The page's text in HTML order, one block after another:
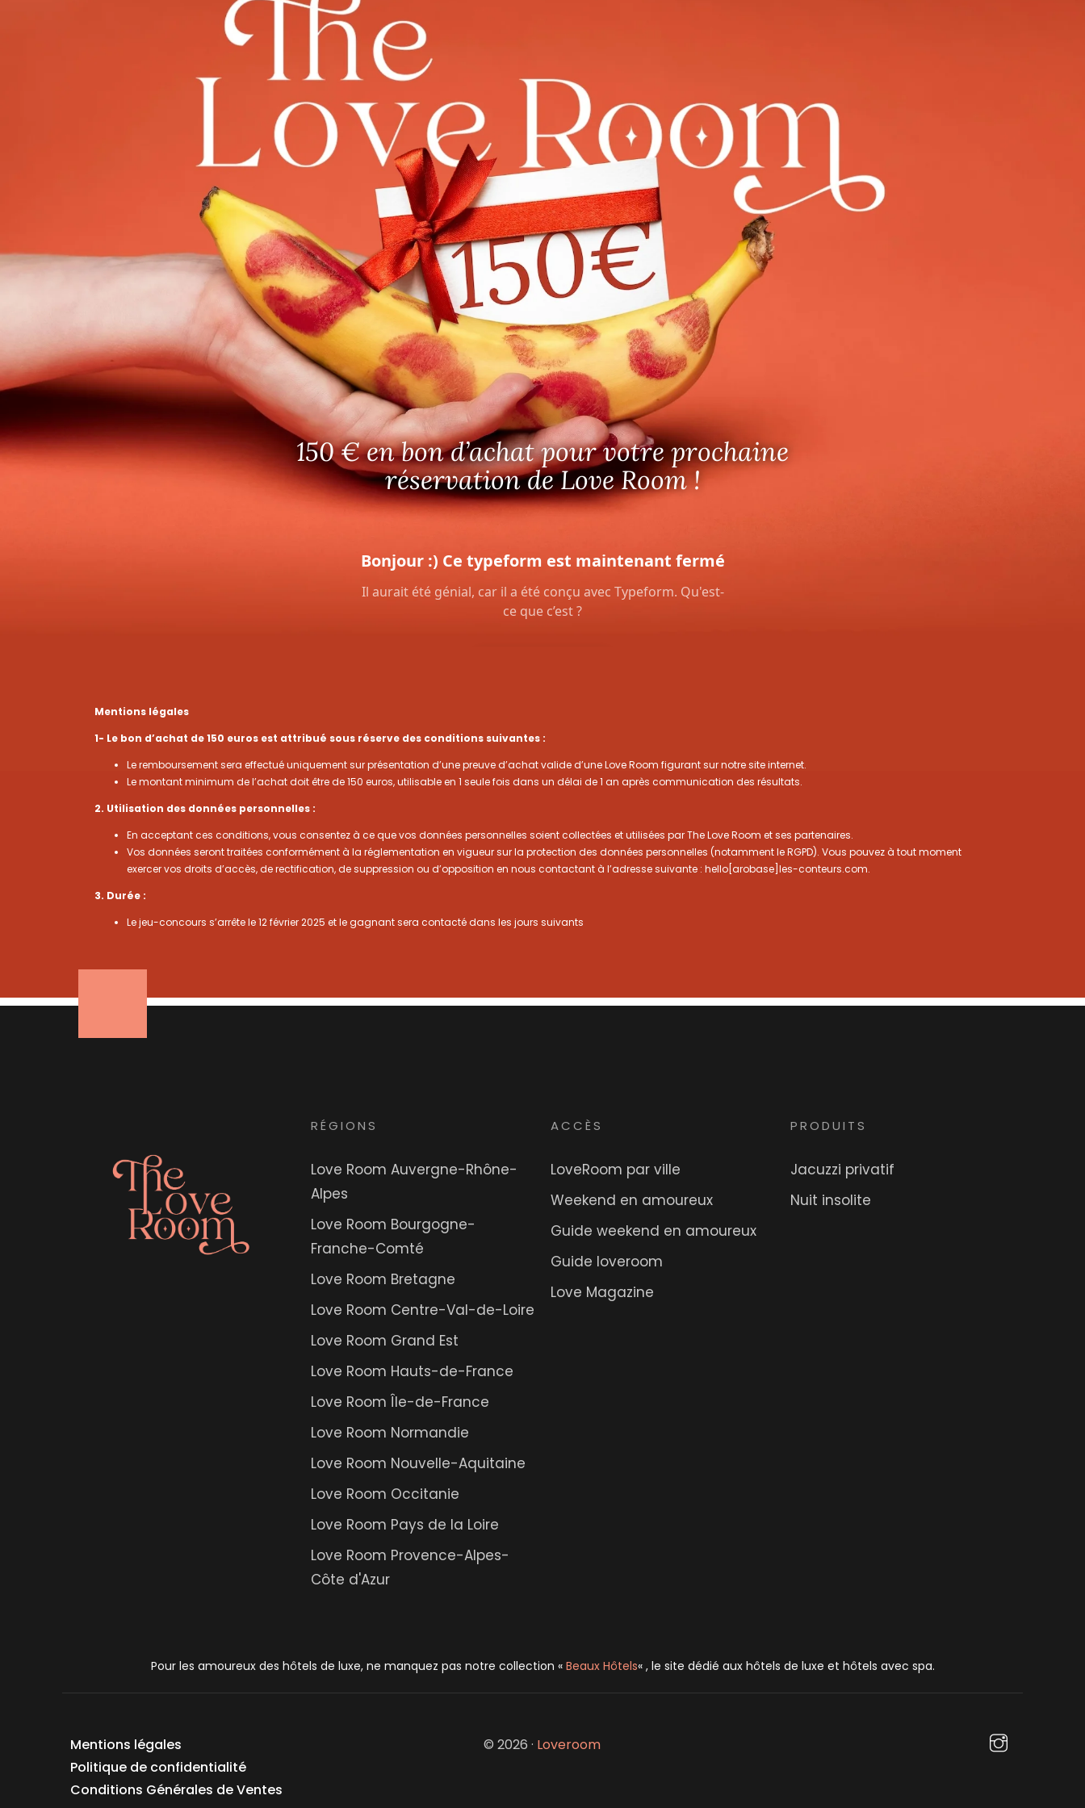
150 € en bon d’achat pour votre prochaine
réservation de Love Room !
Mentions légales
1- Le bon d’achat de 150 euros est attribué sous réserve des conditions suivantes :
Le remboursement sera effectué uniquement sur présentation d’une preuve d’achat valide d’une Love Room figurant sur notre site internet.
Le montant minimum de l’achat doit être de 150 euros, utilisable en 1 seule fois dans un délai de 1 an après communication des résultats.
2. Utilisation des données personnelles :
En acceptant ces conditions, vous consentez à ce que vos données personnelles soient collectées et utilisées par The Love Room et ses partenaires.
Vos données seront traitées conformément à la réglementation en vigueur sur la protection des données personnelles (notamment le RGPD). Vous pouvez à tout moment
exercer vos droits d’accès, de rectification, de suppression ou d’opposition en nous contactant à l’adresse suivante : hello[arobase]les-conteurs.com.
3. Durée :
Le jeu-concours s’arrête le 12 février 2025 et le gagnant sera contacté dans les jours suivants
RÉGIONS
Love Room Auvergne-Rhône-
Alpes
Love Room Bourgogne-
Franche-Comté
Love Room Bretagne
Love Room Centre-Val-de-Loire
Love Room Grand Est
Love Room Hauts-de-France
Love Room Île-de-France
Love Room Normandie
Love Room Nouvelle-Aquitaine
Love Room Occitanie
Love Room Pays de la Loire
Love Room Provence-Alpes-
Côte d'Azur
ACCÈS
LoveRoom par ville
Weekend en amoureux
Guide weekend en amoureux
Guide loveroom
Love Magazine
PRODUITS
Jacuzzi privatif
Nuit insolite
Pour les amoureux des hôtels de luxe, ne manquez pas notre collection « Beaux Hôtels« , le site dédié aux hôtels de luxe et hôtels avec spa.
Mentions légales
Politique de confidentialité
Conditions Générales de Ventes
© 2026 · Loveroom